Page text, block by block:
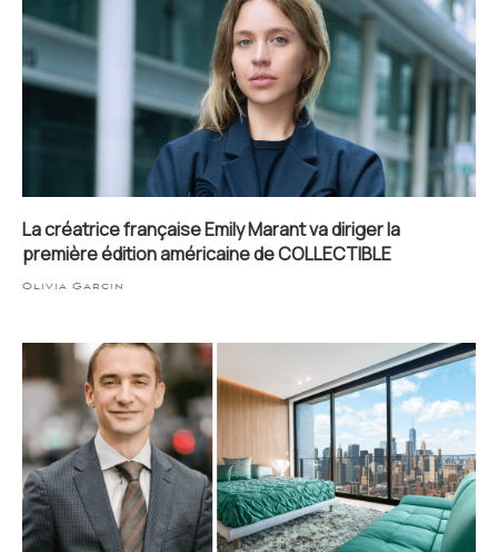
La créatrice française Emily Marant va diriger la
première édition américaine de COLLECTIBLE
Olivia Garcin